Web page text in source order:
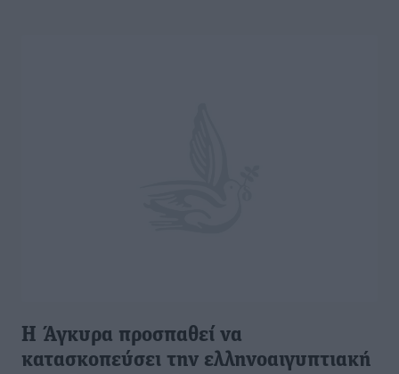
Η Άγκυρα προσπαθεί να
κατασκοπεύσει την ελληνοαιγυπτιακή